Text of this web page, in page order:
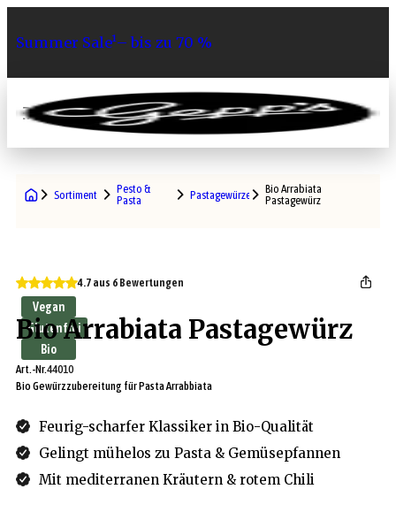
Summer Sale¹– bis zu 70 %
0
Sortiment
Pesto &
Pasta
Pastagewürze
Bio Arrabiata
Pastagewürz
Vegan
Glutenfrei
Bio
4.7 aus 6 Bewertungen
Bio Arrabiata Pastagewürz
Art.-Nr.44010
Bio Gewürzzubereitung für Pasta Arrabbiata
Feurig-scharfer Klassiker in Bio-Qualität
Gelingt mühelos zu Pasta & Gemüsepfannen
Mit mediterranen Kräutern & rotem Chili